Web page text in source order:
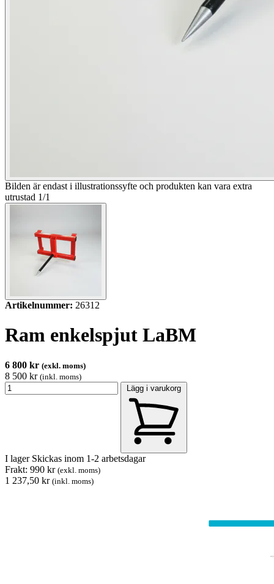
Bilden är endast i illustrationssyfte och produkten kan vara extra
utrustad 1/1
Artikelnummer: 26312
Ram enkelspjut LaBM
6 800 kr (exkl. moms)
8 500 kr (inkl. moms)
Lägg i varukorg
I lager Skickas inom 1-2 arbetsdagar
Frakt: 990 kr (exkl. moms)
1 237,50 kr (inkl. moms)